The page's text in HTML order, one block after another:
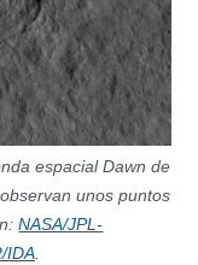
espacial Dawn de
unos puntos
NASA/JPL-
IDA.